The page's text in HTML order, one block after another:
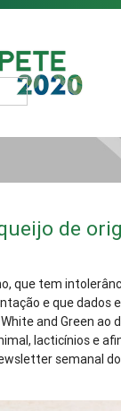
de
que tem
e que dados
and Green ao
lacticínios e
semanal